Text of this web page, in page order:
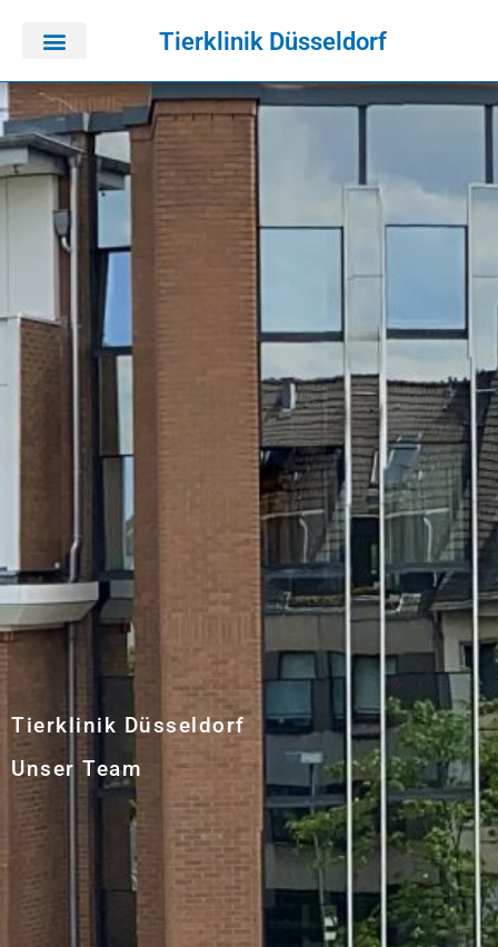
Tierklinik Düsseldorf
Tierklinik Düsseldorf
Unser Team